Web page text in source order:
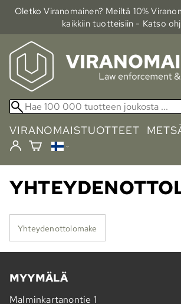
Oletko Viranomainen? Meiltä 10%
kaikkiin tuotteisiin - Katso
VIRANOMAISTUOTTEET
Yhteydenottolomake
MYYMÄLÄ
Malminkartanontie 1